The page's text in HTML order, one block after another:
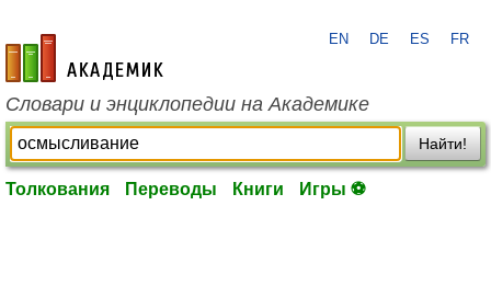
academic.ru
EN DE ES FR
Словари и энциклопедии на Академике
Найти!
Толкования Переводы Книги Игры ⚽